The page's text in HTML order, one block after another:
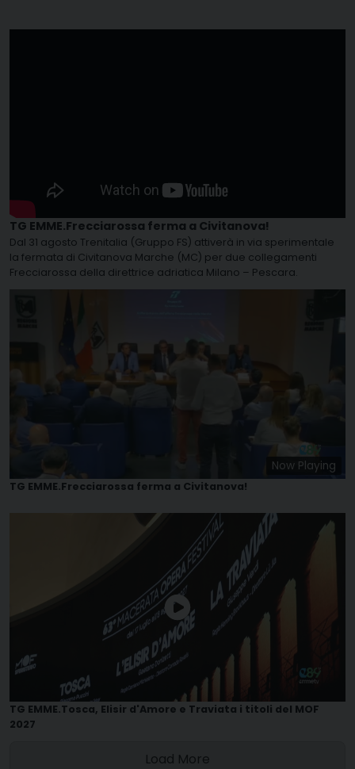
TG EMME.Frecciarossa ferma a Civitanova!
Dal 31 agosto Trenitalia (Gruppo FS) attiverà in via sperimentale
la fermata di Civitanova Marche (MC) per due collegamenti
Frecciarossa della direttrice adriatica Milano – Pescara.
Now Playing
TG EMME.Frecciarossa ferma a Civitanova!
TG EMME.Tosca, Elisir d'Amore e Traviata i titoli del MOF
2027
Load More